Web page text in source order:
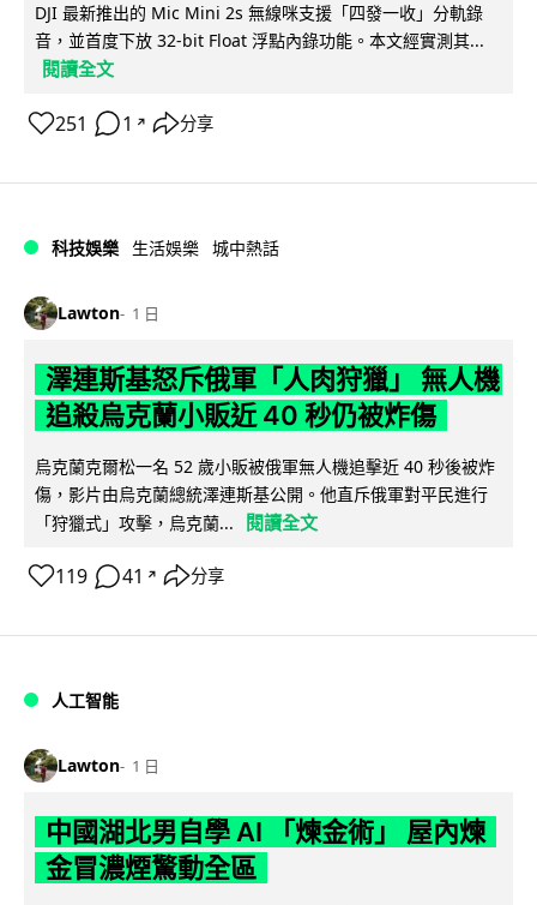
DJI 最新推出的 Mic Mini 2s 無線咪支援「四發一收」分軌錄
音，並首度下放 32-bit Float 浮點內錄功能。本文經實測其...
閱讀全文
251 1 ↗ 分享
科技娛樂 生活娛樂 城中熱話
Lawton 1 日
澤連斯基怒斥俄軍「人肉狩獵」 無人機
追殺烏克蘭小販近 40 秒仍被炸傷
烏克蘭克爾松一名 52 歲小販被俄軍無人機追擊近 40 秒後被炸
傷，影片由烏克蘭總統澤連斯基公開。他直斥俄軍對平民進行
「狩獵式」攻擊，烏克蘭...
閱讀全文
119 41 ↗ 分享
人工智能
Lawton 1 日
中國湖北男自學 AI 「煉金術」 屋內煉
金冒濃煙驚動全區